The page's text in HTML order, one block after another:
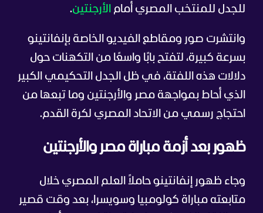
للجدل للمنتخب المصري أمام الأرجنتين.
وانتشرت صور ومقاطع الفيديو الخاصة بإنفانتينو
بسرعة كبيرة، لتفتح بابًا واسعًا من التكهنات حول
دلالات هذه اللفتة، في ظل الجدل التحكيمي الكبير
الذي أحاط بمواجهة مصر والأرجنتين وما تبعها من
احتجاج رسمي من الاتحاد المصري لكرة القدم.
ظهور بعد أزمة مباراة مصر والأرجنتين
وجاء ظهور إنفانتينو حاملاً العلم المصري خلال
متابعته مباراة كولومبيا وسويسرا، بعد وقت قصير